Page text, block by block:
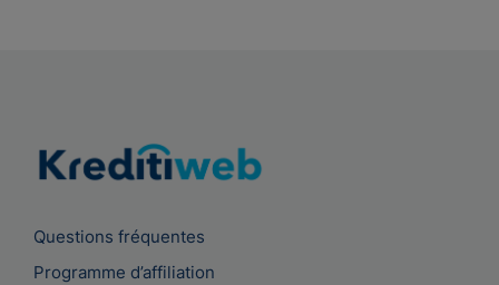
Questions fréquentes
Programme d’affiliation